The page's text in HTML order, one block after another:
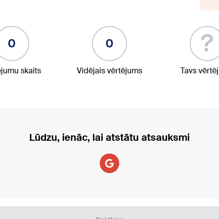
0
skaits
0
Vidējais vērtējums
?
Tavs
Lūdzu, ienāc, lai atstātu atsauksmi